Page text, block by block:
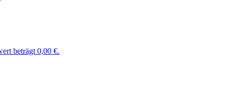
beträgt 0,00 €.